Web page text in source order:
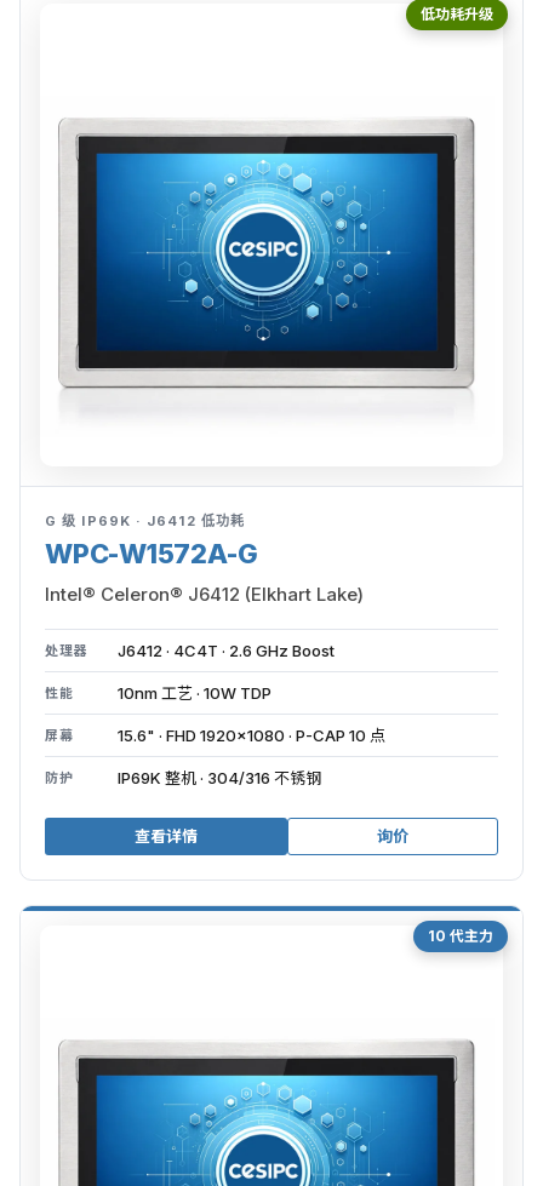
低功耗升级
G 级 IP69K · J6412 低功耗
WPC-W1572A-G
Intel® Celeron® J6412 (Elkhart Lake)
处理器 J6412 · 4C4T · 2.6 GHz Boost
性能 10nm 工艺 · 10W TDP
屏幕 15.6" · FHD 1920×1080 · P-CAP 10 点
防护 IP69K 整机 · 304/316 不锈钢
查看详情 询价
10 代主力